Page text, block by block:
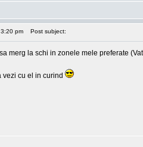
pm Post subject:
merg la schi in zonele mele preferate
vezi cu el in curind